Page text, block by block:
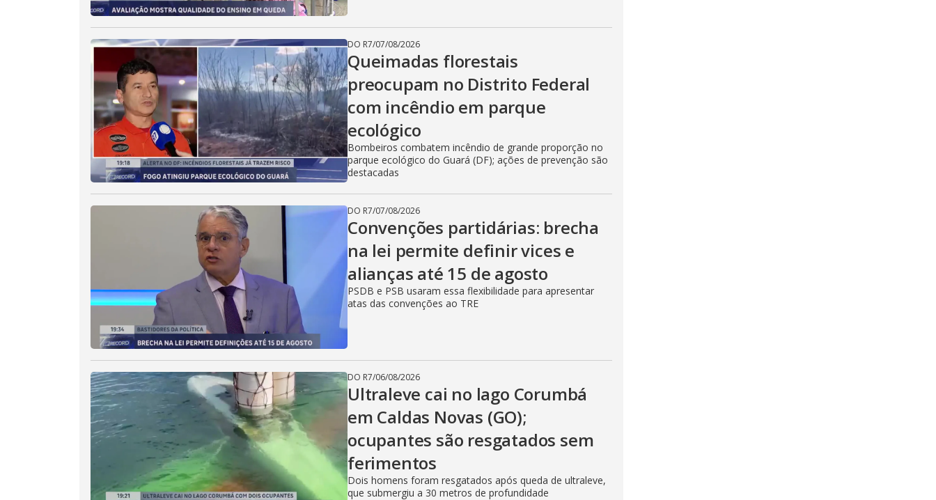
DO R7/07/08/2026
Queimadas florestais
preocupam no Distrito Federal
com incêndio em parque
ecológico
Bombeiros combatem incêndio de grande proporção no
parque ecológico do Guará (DF); ações de prevenção são
destacadas
DO R7/07/08/2026
Convenções partidárias: brecha
na lei permite definir vices e
alianças até 15 de agosto
PSDB e PSB usaram essa flexibilidade para apresentar
atas das convenções ao TRE
DO R7/06/08/2026
Ultraleve cai no lago Corumbá
em Caldas Novas (GO);
ocupantes são resgatados sem
ferimentos
Dois homens foram resgatados após queda de ultraleve,
que submergiu a 30 metros de profundidade